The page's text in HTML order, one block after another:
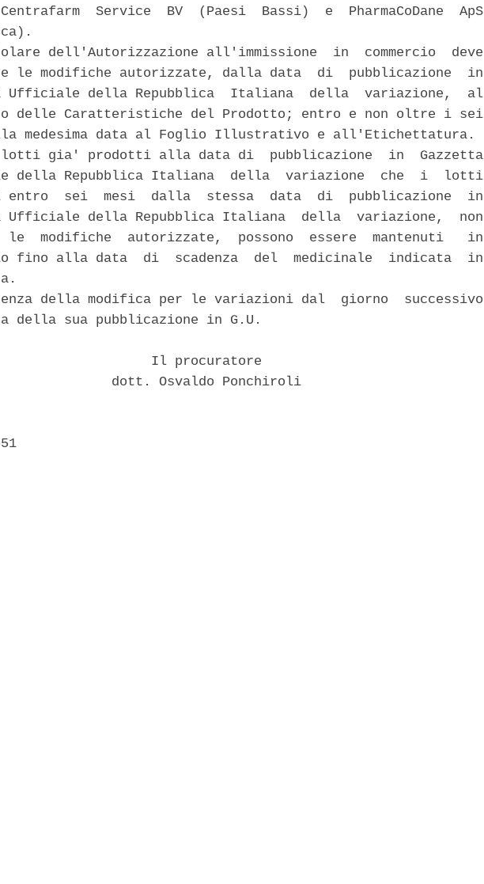
Service  BV  (Paesi  Bassi)  e  PharmaCoDane  ApS
dell'Autorizzazione all'immissione  in  commercio  deve
le modifiche autorizzate, dalla data  di  pubblicazione  in
Ufficiale della Repubblica  Italiana  della  variazione,  al
delle Caratteristiche del Prodotto; entro e non oltre i sei
medesima data al Foglio Illustrativo e all'Etichettatura.
gia' prodotti alla data di  pubblicazione  in  Gazzetta
della Repubblica Italiana  della  variazione  che  i  lotti
entro  sei  mesi  dalla  stessa  data  di  pubblicazione  in
Ufficiale della Repubblica Italiana  della  variazione,  non
le  modifiche  autorizzate,  possono  essere  mantenuti   in
fino alla data  di  scadenza  del  medicinale  indicata  in
della modifica per le variazioni dal  giorno  successivo
della sua pubblicazione in G.U.
Il procuratore
dott. Osvaldo Ponchiroli